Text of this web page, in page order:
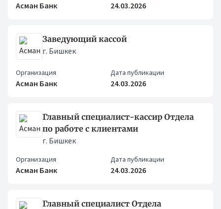
Асман Банк 24.03.2026
Заведующий кассой
г. Бишкек
Организация
Асман Банк
Дата публикации
24.03.2026
Главный специалист-кассир Отдела
по работе с клиентами
г. Бишкек
Организация
Асман Банк
Дата публикации
24.03.2026
Главный специалист Отдела